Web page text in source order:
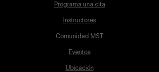
Programa una cita
Instructores
Comunidad MST
Eventos
Ubicación